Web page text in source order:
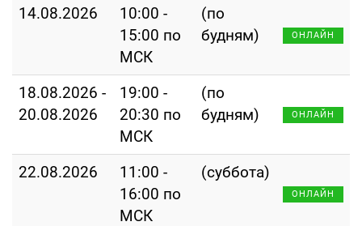
14.08.2026
10:00 -
15:00 по
МСК
(по
будням)
ОНЛАЙН
18.08.2026 -
20.08.2026
19:00 -
20:30 по
МСК
(по
будням)
ОНЛАЙН
22.08.2026
11:00 -
16:00 по
МСК
(суббота)
ОНЛАЙН